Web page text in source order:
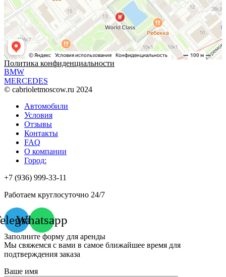
Политика конфиденциальности
BMW
MERCEDES
© cabrioletmoscow.ru 2024
Автомобили
Условия
Отзывы
Контакты
FAQ
О компании
Город:
+7 (936) 999-33-11
Работаем круглосуточно 24/7
Whatsapp
Заполните форму для аренды
Мы свяжемся с вами в самое ближайшее время для
подтверждения заказа
Ваше имя